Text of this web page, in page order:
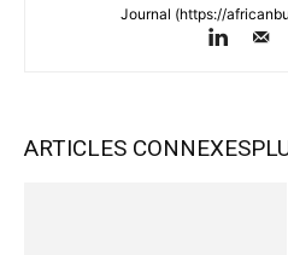
Journal (https://
ARTICLES CONNEXES